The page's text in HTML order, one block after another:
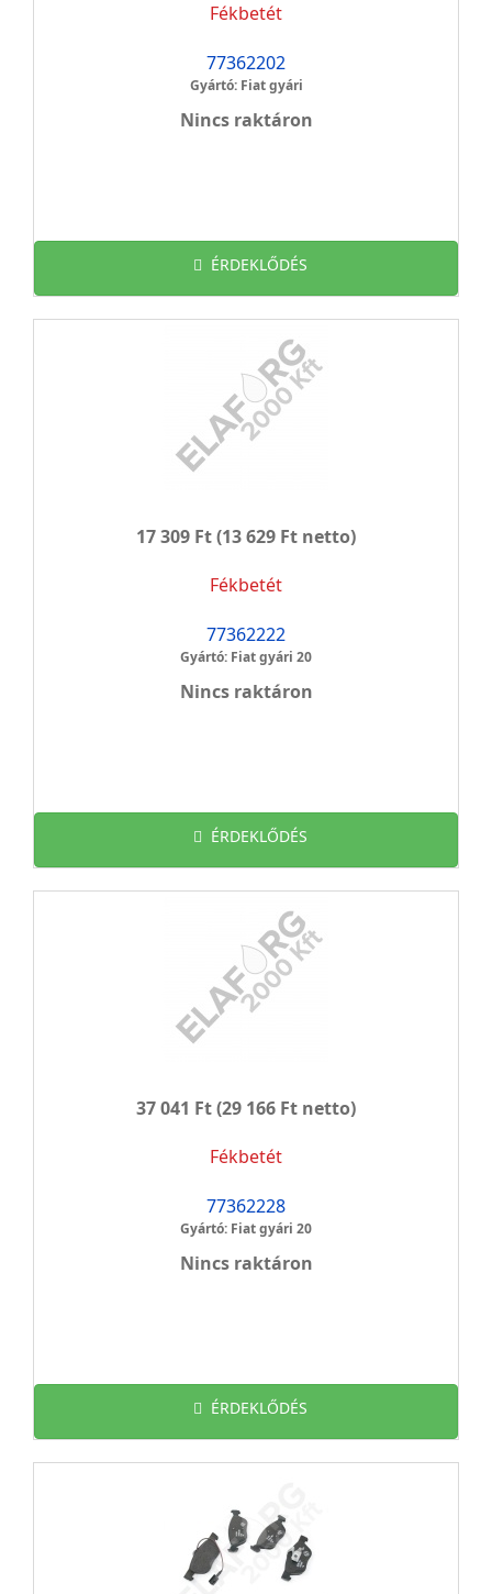
Fékbetét
77362202
Gyártó: Fiat gyári
Nincs raktáron
ÉRDEKLŐDÉS
17 309 Ft(13 629 Ft netto)
Fékbetét
77362222
Gyártó: Fiat gyári 20
Nincs raktáron
ÉRDEKLŐDÉS
37 041 Ft(29 166 Ft netto)
Fékbetét
77362228
Gyártó: Fiat gyári 20
Nincs raktáron
ÉRDEKLŐDÉS